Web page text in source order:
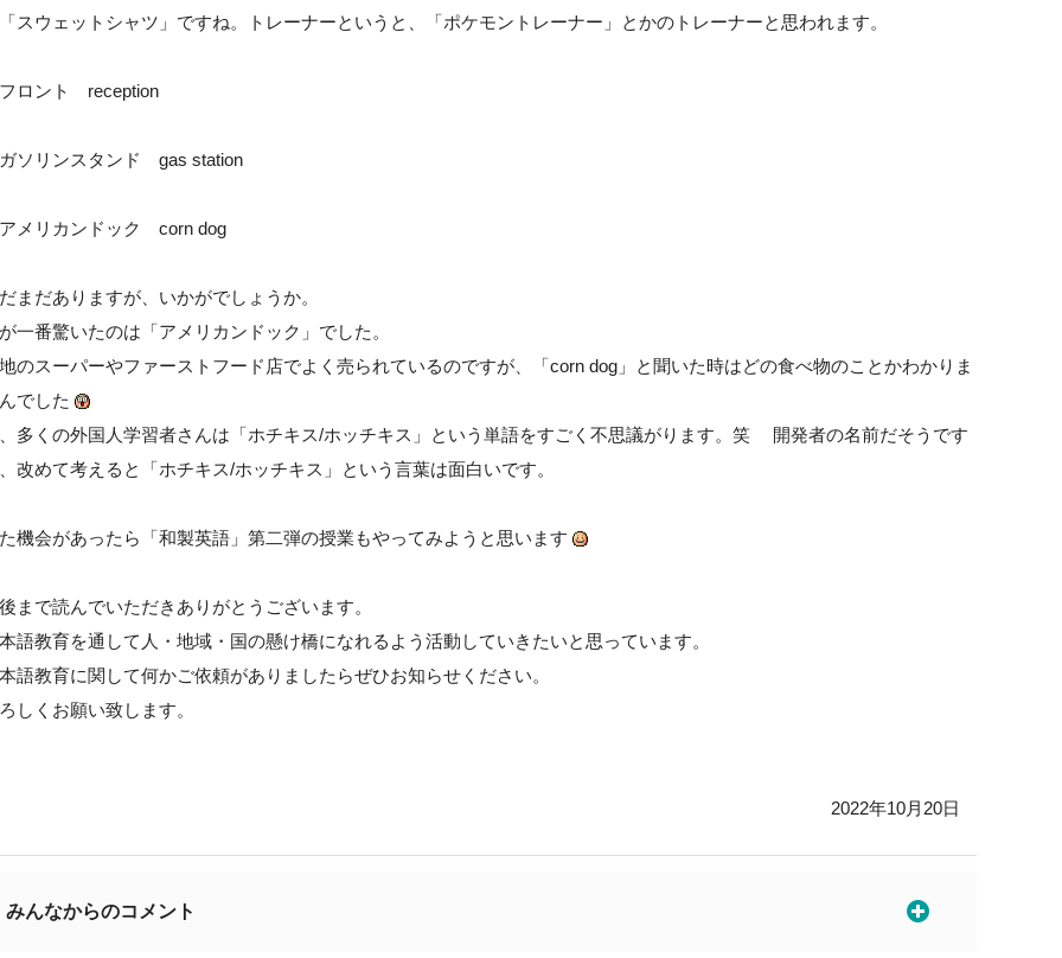
スウェットシャツ」ですね。トレーナーというと、「ポケモントレーナー」とかのトレーナーと思われます。
フロント reception
ガソリンスタンド gas station
アメリカンドック corn dog
まだありますが、いかがでしょうか。
一番驚いたのは「アメリカンドック」でした。
のスーパーやファーストフード店でよく売られているのですが、「corn dog」と聞いた時はどの食べ物のことかわかりま
でした
多くの外国人学習者さんは「ホチキス/ホッチキス」という単語をすごく不思議がります。笑 開発者の名前だそうです
改めて考えると「ホチキス/ホッチキス」という言葉は面白いです。
機会があったら「和製英語」第二弾の授業もやってみようと思います
まで読んでいただきありがとうございます。
語教育を通して人・地域・国の懸け橋になれるよう活動していきたいと思っています。
語教育に関して何かご依頼がありましたらぜひお知らせください。
しくお願い致します。
2022年10月20日
みんなからのコメント